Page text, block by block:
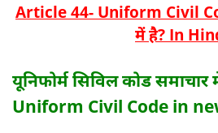
Article 44- Uniform Civil
में है? In
यूनिफोर्म सिविल कोड
Uniform Civil Code in